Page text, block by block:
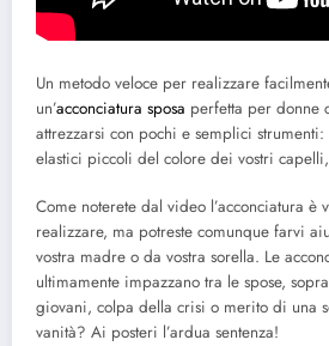
Un metodo veloce per realizzare
un’acconciatura sposa perfetta per donne
attrezzarsi con pochi e semplici
elastici piccoli del colore dei vostri
Come noterete dal video l’acconciatura è
realizzare, ma potreste comunque farvi
vostra madre o da vostra sorella. Le
ultimamente impazzano tra le spose,
giovani, colpa della crisi o merito di una
vanità? Ai posteri l’ardua sentenza!